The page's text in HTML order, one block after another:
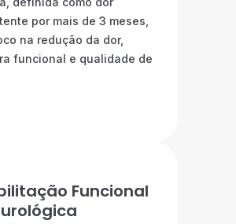
por mais de 3 meses,
na redução da dor,
funcional e qualidade de
Funcional